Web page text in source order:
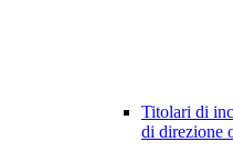
Titolari di
di direzione